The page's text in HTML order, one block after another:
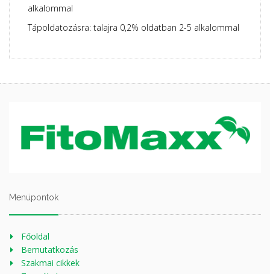
alkalommal
Tápoldatozásra: talajra 0,2% oldatban 2-5 alkalommal
Menüpontok
Főoldal
Bemutatkozás
Szakmai cikkek